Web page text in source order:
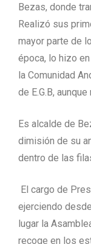
Bezas, donde
Realizó sus
mayor parte de
época, lo hizo
la Comunidad
de E.G.B,
Es alcalde de
dimisión de su
dentro de las
El cargo de
ejerciendo
lugar la
recoge en los